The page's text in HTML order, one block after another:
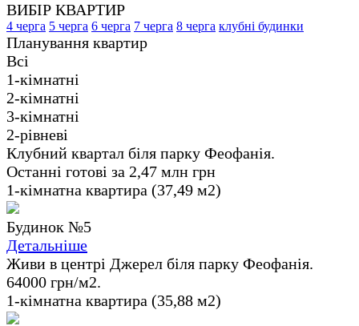
ВИБІР КВАРТИР
4 черга 5 черга 6 черга 7 черга 8 черга клубні будинки
Планування квартир
Всі
1-кімнатні
2-кімнатні
3-кімнатні
2-рівневі
Клубний квартал біля парку Феофанія.
Останні готові за 2,47 млн грн
1-кімнатна квартира (37,49 м2)
Будинок №5
Детальніше
Живи в центрі Джерел біля парку Феофанія.
64000 грн/м2.
1-кімнатна квартира (35,88 м2)